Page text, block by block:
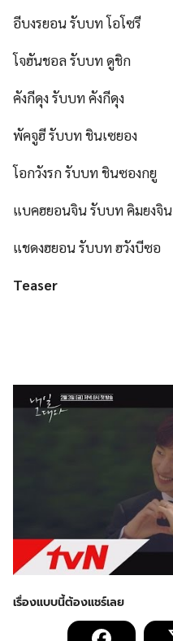
อีบงรยอน รับบท โอโซรี
โจฮันชอล รับบท ดูชิก
คังกีดุง รับบท คังกีดุง
พัคจูฮี รับบท ชินเซยอง
โอกวังรก รับบท ชินซองกยู
แบคฮยอนจิน รับบท คิมยงจิน
แชดงฮยอน รับบท ฮวังบีซอ
Teaser